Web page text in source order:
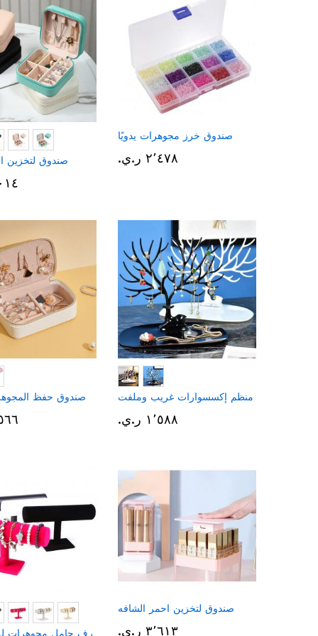
صندوق لتخزين
صندوق خرز مجوهرات يدويًا
٢٬٤٧٨ ر.ي.‏
صندوق حفظ منظم إكسسوارات غريب وملفت
١٬٥٨٨ ر.ي.‏
رف حامل مجوهرات
صندوق لتخزين احمر الشافه
٣٬٦١٣ ر.ي.‏